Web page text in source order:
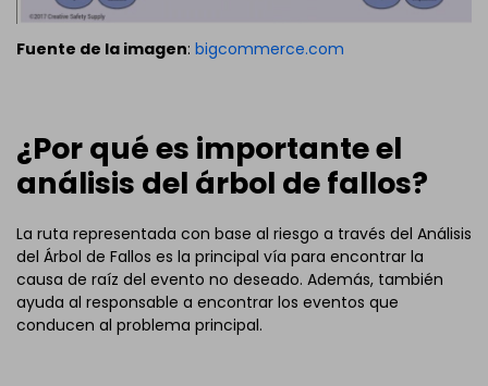
Fuente de la imagen: bigcommerce.com
¿Por qué es importante el
análisis del árbol de fallos?
La ruta representada con base al riesgo a través del Análisis
del Árbol de Fallos es la principal vía para encontrar la
causa de raíz del evento no deseado. Además, también
ayuda al responsable a encontrar los eventos que
conducen al problema principal.